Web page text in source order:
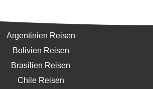
Argentinien Reisen
Bolivien Reisen
Brasilien Reisen
Chile Reisen